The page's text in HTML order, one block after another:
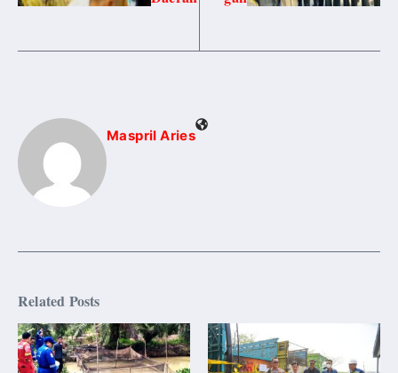
Maspril Aries
Related Posts